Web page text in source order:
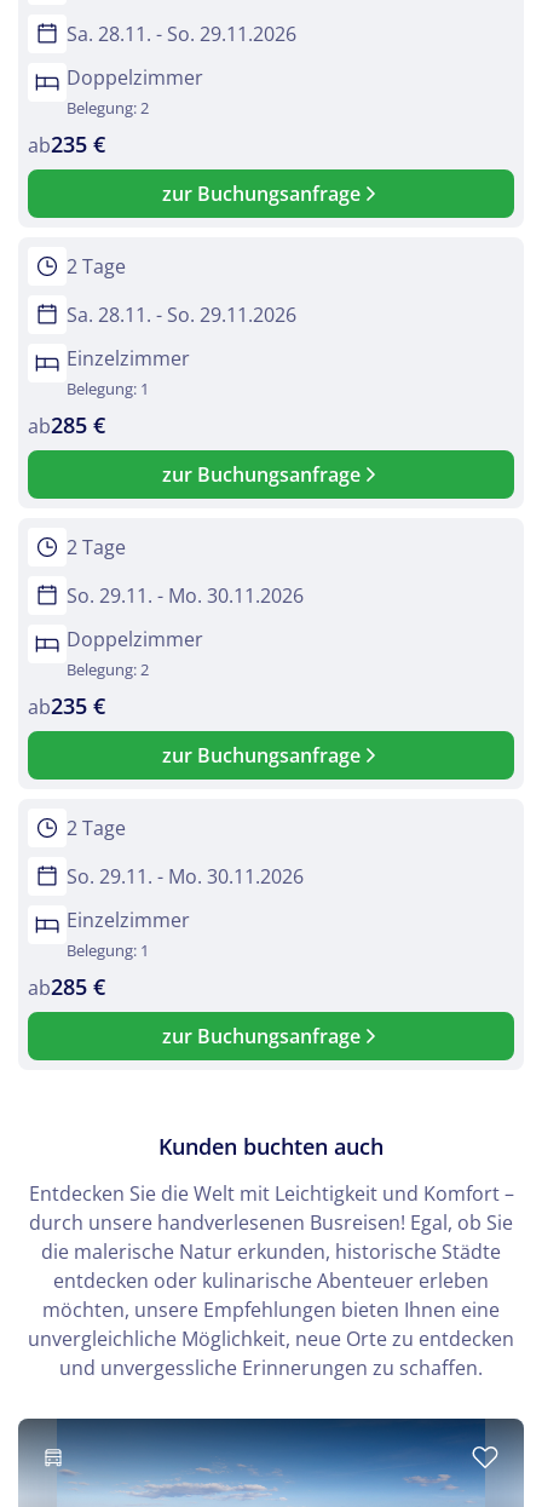
Sa. 28.11. - So. 29.11.2026
Doppelzimmer
Belegung: 2
ab235 €
zur Buchungsanfrage
2 Tage
Sa. 28.11. - So. 29.11.2026
Einzelzimmer
Belegung: 1
ab285 €
zur Buchungsanfrage
2 Tage
So. 29.11. - Mo. 30.11.2026
Doppelzimmer
Belegung: 2
ab235 €
zur Buchungsanfrage
2 Tage
So. 29.11. - Mo. 30.11.2026
Einzelzimmer
Belegung: 1
ab285 €
zur Buchungsanfrage
Kunden buchten auch
Entdecken Sie die Welt mit Leichtigkeit und Komfort –
durch unsere handverlesenen Busreisen! Egal, ob Sie
die malerische Natur erkunden, historische Städte
entdecken oder kulinarische Abenteuer erleben
möchten, unsere Empfehlungen bieten Ihnen eine
unvergleichliche Möglichkeit, neue Orte zu entdecken
und unvergessliche Erinnerungen zu schaffen.